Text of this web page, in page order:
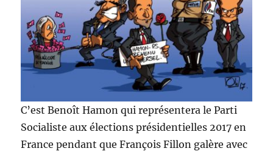
C’est Benoît Hamon qui représentera le Parti
Socialiste aux élections présidentielles 2017 en
France pendant que François Fillon galère avec